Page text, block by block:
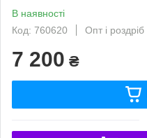
В наявності
Код: 760620
Опт і роздріб
7 200 ₴